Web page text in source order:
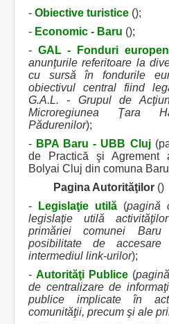
- Obiective turistice ();
- Economic - Baru ();
- GAL - Fonduri
anunţurile referitoare la
cu sursă în fondurile
obiectivul central fiind
G.A.L. - Grupul de
Microregiunea Ţara
Pădurenilor);
- BPA Baru - UBB Cluj
de Practică şi Agrement
Bolyai Cluj din comuna
Pagina Autorităţilor ()
-
Legislaţie utilă (pagină
legislaţie utilă
primăriei comunei
posibilitate de
intermediul link-urilor);
-Autorităţi Publice (
de centralizare de
publice implicate în
comunităţii, precum şi ale